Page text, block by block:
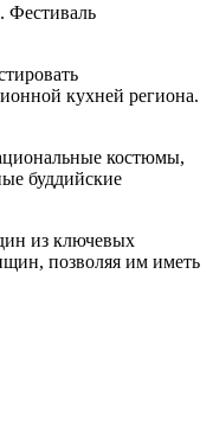
Фестиваль
кухней региона.
костюмы,
буддийские
из ключевых
позволяя им иметь